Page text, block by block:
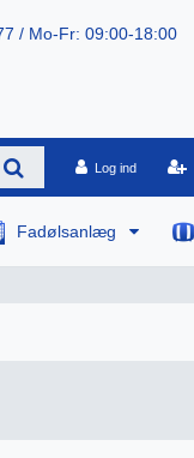
/ Mo-Fr: 09:00-18:00
Log ind
Fadølsanlæg